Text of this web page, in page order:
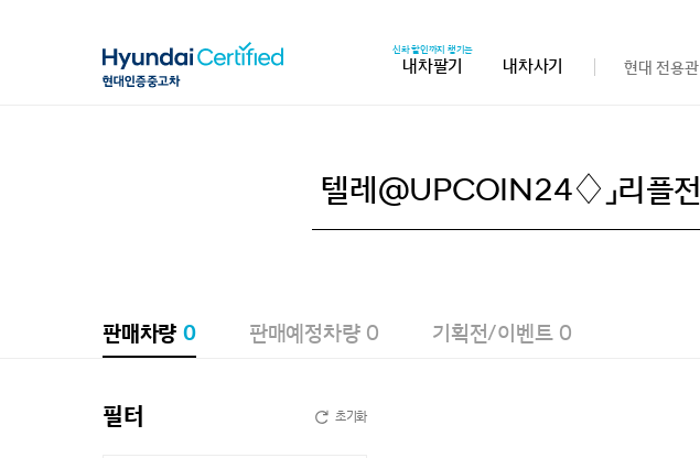
신차 할인까지 챙기는
내차팔기 내차사기 현대 전용관
판매차량 0 판매예정차량 0 기획전/이벤트 0
필터 초기화